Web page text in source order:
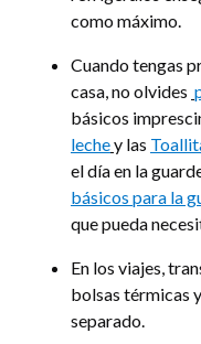
como máximo.
Cuando tengas
casa, no olvides
básicos
lechey las
el día en la
básicos para la
que pueda
En los viajes,
bolsas térmicas
separado.